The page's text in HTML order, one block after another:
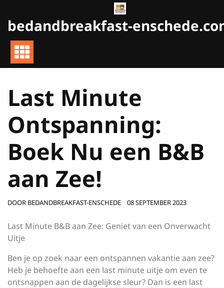
de
inhoud
gaan
bedandbreakfast-
Last Minute
Ontspanning:
Boek Nu een B&B
aan Zee!
DOOR BEDANDBREAKFAST-ENSCHEDE 08 SEPTEMBER 2023
Last Minute B&B aan Zee: Geniet van een Onverwacht
Uitje
Ben je op zoek naar een ontspannen vakantie aan zee?
Heb je behoefte aan een last minute uitje om even te
ontsnappen aan de dagelijkse sleur? Dan is een last